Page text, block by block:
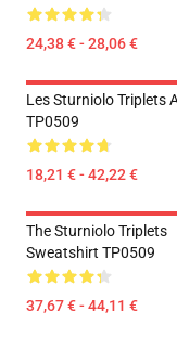
24,38 € - 28,06 €
Les Sturniolo Triplets
TP0509
18,21 € - 42,22 €
The Sturniolo Triplets
Sweatshirt TP0509
37,67 € - 44,11 €